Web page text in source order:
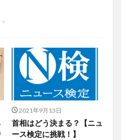
2021年9月13日
首相はどう決まる？【ニュ
ース検定に挑戦！】